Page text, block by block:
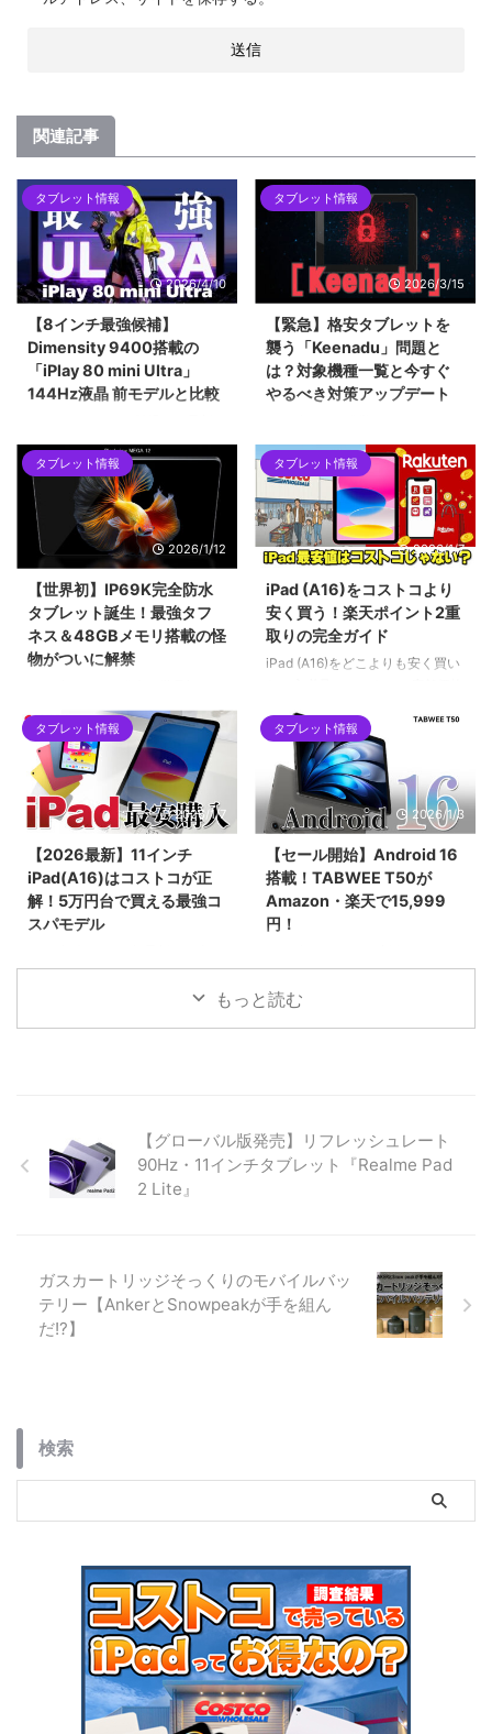
関連記事
タブレット情報
2026/4/10
【8インチ最強候補】
Dimensity 9400搭載の
「iPlay 80 mini Ultra」
144Hz液晶 前モデルと比較
8.4インチタブレット「iPlay 80
mini Ultra」を紹介します。最新
チップセットのDimensity 9400
をはじめ、2.5Kの144Hzディス
プレイ、100W急速充電など、コ
ンパクトな筐体に詰め込まれた驚
異的なスペックについて解説して
います。ハイエンドな小型タブレ
ットを求めるユーザーにとって、
2026年現在の最有力候補となる1
台です。
タブレット情報
2026/3/15
【緊急】格安タブレットを
襲う「Keenadu」問題と
は？対象機種一覧と今すぐ
やるべき対策アップデート
ックドア「Keenadu」問題。
Alldocube、Teclast、Headwolf
など、当サイトでも紹介した格安
タブレットが対象となった今回の
騒動を時系列で解説します。迅速
な対応で評価を上げたメーカー
は？手元の「Alldocube iPlay 60
mini pro」を例に、画像付きで対
策アップデートの手順も詳しくご
紹介します。
タブレット情報
2026/1/12
【世界初】IP69K完全防水
タブレット誕生！最強タフ
ネス＆48GBメモリ搭載の怪
物がついに解禁
IP69K完全防水タブレット
「Blackview MEGA 12」。12.2
インチ2.4K液晶、Dimensity
7200、最大48GBメモリ搭載の
フラッグシップ性能を誇りなが
ら、早期割引で299ドルという驚
異のコスパ。キーボードやペンな
ど豪華5大特典が貰える先行販売
セール情報を見逃すな！
タブレット情報
2026/1/7
iPad (A16)をコストコより
安く買う！楽天ポイント2重
取りの完全ガイド
iPad (A16)をどこよりも安く買い
ント2重取りルート」を徹底解説
します。SPU（ポイントアップ）
やお買い物マラソンをフル活用し
て、実質5万円台前半で手に入れ
る具体的な手順や、初心者がハマ
りやすい購入制限の注意点まで網
羅。2026年最新の最安値攻略ガ
イドです。
タブレット情報
2026/1/7
【2026最新】11インチ
iPad(A16)はコストコが正
解！5万円台で買える最強コ
スパモデル
一番売れている「11インチ
iPad（A16チップ搭載）」の価格
の注意点まで詳しく解説します。
タブレット情報
2026/1/3
【セール開始】Android 16
搭載！TABWEE T50が
Amazon・楽天で15,999
円！
最新Android 16と高性能Unisoc
7250チップを搭載したタブレッ
もっと読む
【グローバル版発売】リフレッシュレート
90Hz・11インチタブレット『Realme Pad
2 Lite』
ガスカートリッジそっくりのモバイルバッ
テリー【AnkerとSnowpeakが手を組ん
だ!?】
検索